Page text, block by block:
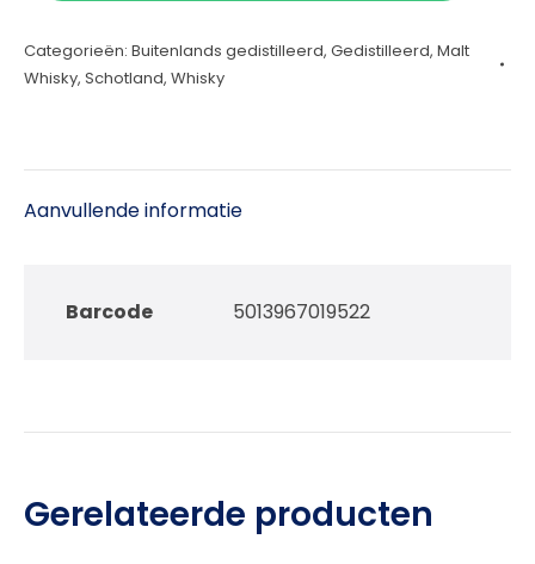
4
70cl
Categorieën: Buitenlands gedistilleerd, Gedistilleerd, Malt
Whisky, Schotland, Whisky
Aanvullende informatie
Barcode 5013967019522
Gerelateerde producten